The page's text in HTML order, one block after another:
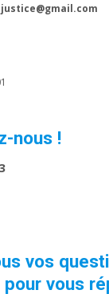
nous !
vos
vous